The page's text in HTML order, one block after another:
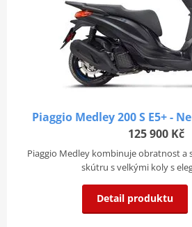
Piaggio Medley 200 S E5+ -
125 900 Kč
Piaggio Medley kombinuje obratnost
skútru s velkými koly s
Detail produktu